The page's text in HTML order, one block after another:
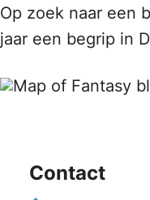
Op zoek naar een
jaar een begrip in
Contact